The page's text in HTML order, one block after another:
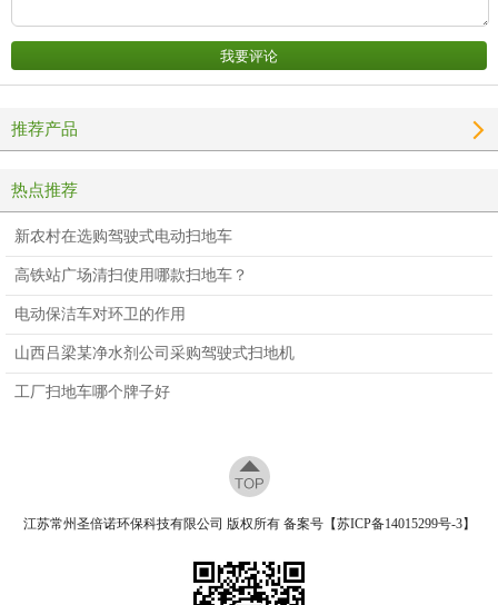
推荐产品
热点推荐
新农村在选购驾驶式电动扫地车
高铁站广场清扫使用哪款扫地车？
电动保洁车对环卫的作用
山西吕梁某净水剂公司采购驾驶式扫地机
工厂扫地车哪个牌子好
江苏常州圣倍诺环保科技有限公司 版权所有 备案号【苏ICP备14015299号-3】